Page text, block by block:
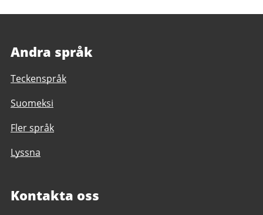
Andra språk
Teckenspråk
Suomeksi
Fler språk
Lyssna
Kontakta oss